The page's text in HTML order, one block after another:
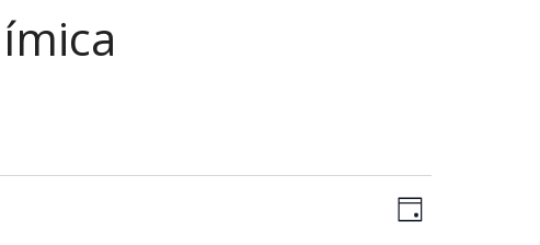
NN
a
Día